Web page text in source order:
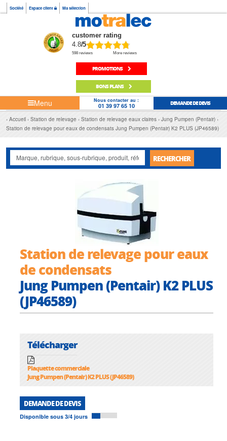
Société Espace client Ma sélection
customer rating
4.8/5
598 reviews More reviews
PROMOTIONS
BONS PLANS
Menu Nous contacter au :
01 39 97 65 10 DEMANDE DE DEVIS
Accueil Station de relevage Station de relevage eaux claires
Jung Pumpen (Pentair)
Station de relevage pour eaux de condensats Jung Pumpen (Pentair) K2 PLUS (JP46589)
RECHERCHER
Station de relevage pour eaux
de condensats
Jung Pumpen (Pentair) K2 PLUS
(JP46589)
Télécharger
Plaquette commerciale
Jung Pumpen (Pentair) K2 PLUS (JP46589)
DEMANDE DE DEVIS
Disponible sous 3/4 jours